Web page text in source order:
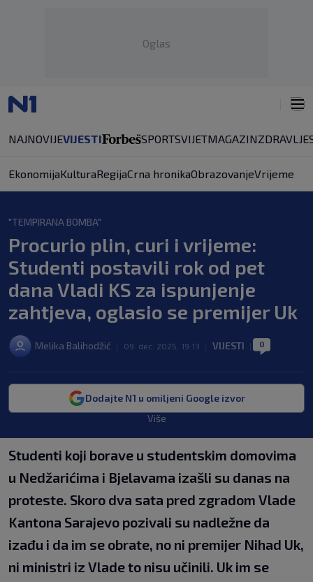
Oglas
NAJNOVIJEVIJESTI SPORTSVIJETMAGAZINZDRAVLJE
EkonomijaKulturaRegijaCrna hronikaObrazovanjeVrijeme
"TEMPIRANA BOMBA"
Procurio plin, curi i vrijeme:
Studenti postavili rok od pet
dana Vladi KS za ispunjenje
zahtjeva, oglasio se premijer Uk
Melika Balihodžić 09. dec. 2025. 19:13 VIJESTI 0
Dodajte N1 u omiljeni Google izvor
Više
Studenti koji borave u studentskim domovima
u Nedžarićima i Bjelavama izašli su danas na
proteste. Skoro dva sata pred zgradom Vlade
Kantona Sarajevo pozivali su nadležne da
izađu i da im se obrate, no ni premijer Nihad Uk,
ni ministri iz Vlade to nisu učinili. Uk im se